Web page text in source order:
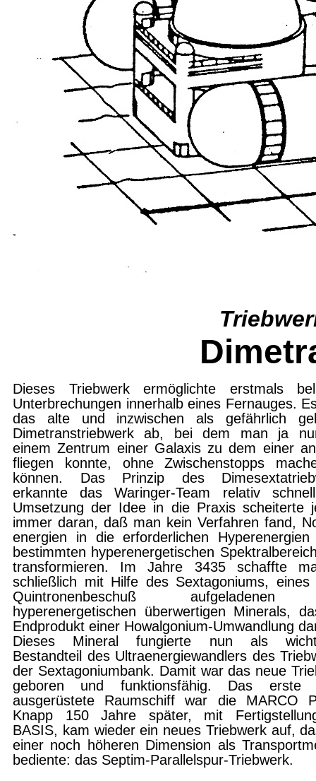
Dieses Triebwerk ermöglichte erstmals
Unterbrechungen innerhalb eines Fernau­ges.
das alte und inzwischen als gefährlich
Dimetranstriebwerk ab, bei dem man ja
einem Zentrum einer Gala­xis zu dem einer
fliegen konnte, ohne Zwischenstopps
können. Das Prin­zip des
erkannte das Waringer-Team relativ
Umsetzung der Idee in die Praxis scheiterte
immer daran, daß man kein Verfahren fand,
energien in die erforderlichen Hyperenergien
bestimmten hyperenergetischen
transformieren. Im Jahre 3435 schaffte
schließlich mit Hilfe des Sextagoniums, eines
Quintronenbeschuß
hyperenergetischen überwerti­gen Minerals,
Endprodukt einer Howalgonium-Umwandlung
Dieses Mineral fungierte nun als
Bestandteil des Ultraenergiewandlers des
der Sextagoniumbank. Damit war das neue
geboren und funktionsfähig. Das erste
ausgerüstete Raumschiff war die MARCO
Knapp 150 Jahre später, mit
BASIS, kam wieder ein neues Triebwerk auf,
einer noch höheren Dimension als
bediente: das Septim-Parallelspur-Triebwerk.